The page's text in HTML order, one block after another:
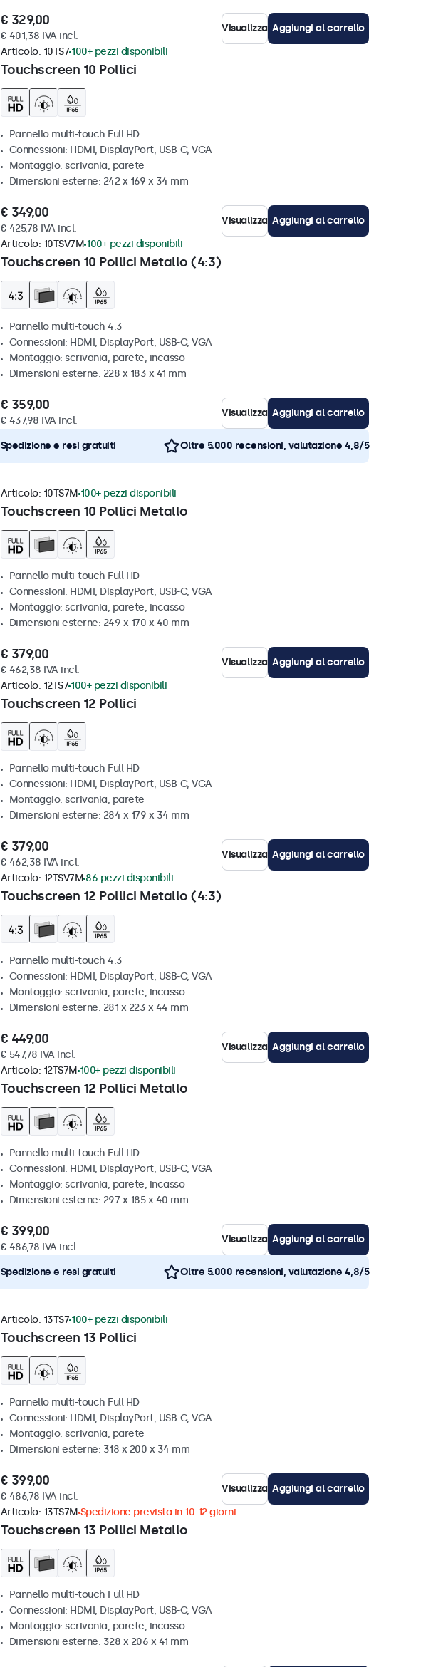
€ 329,00
€ 401,38 IVA incl.
Visualizza Aggiungi al carrello
Touchscreen 10 Pollici
Articolo: 10TS7 100+ pezzi disponibili
Pannello multi-touch Full HD
Connessioni: HDMI, DisplayPort, USB-C, VGA
Montaggio: scrivania, parete
Dimensioni esterne: 242 x 169 x 34 mm
€ 349,00
€ 425,78 IVA incl.
Visualizza Aggiungi al carrello
Touchscreen 10 Pollici Metallo (4:3)
Articolo: 10TSV7M 100+ pezzi disponibili
Pannello multi-touch 4:3
Connessioni: HDMI, DisplayPort, USB-C, VGA
Montaggio: scrivania, parete, incasso
Dimensioni esterne: 228 x 183 x 41 mm
€ 359,00
€ 437,98 IVA incl.
Visualizza Aggiungi al carrello
Spedizione e resi gratuiti Oltre 5.000 recensioni, valutazione 4,8/5
Touchscreen 10 Pollici Metallo
Articolo: 10TS7M 100+ pezzi disponibili
Pannello multi-touch Full HD
Connessioni: HDMI, DisplayPort, USB-C, VGA
Montaggio: scrivania, parete, incasso
Dimensioni esterne: 249 x 170 x 40 mm
€ 379,00
€ 462,38 IVA incl.
Visualizza Aggiungi al carrello
Touchscreen 12 Pollici
Articolo: 12TS7 100+ pezzi disponibili
Pannello multi-touch Full HD
Connessioni: HDMI, DisplayPort, USB-C, VGA
Montaggio: scrivania, parete
Dimensioni esterne: 284 x 179 x 34 mm
€ 379,00
€ 462,38 IVA incl.
Visualizza Aggiungi al carrello
Touchscreen 12 Pollici Metallo (4:3)
Articolo: 12TSV7M 86 pezzi disponibili
Pannello multi-touch 4:3
Connessioni: HDMI, DisplayPort, USB-C, VGA
Montaggio: scrivania, parete, incasso
Dimensioni esterne: 281 x 223 x 44 mm
€ 449,00
€ 547,78 IVA incl.
Visualizza Aggiungi al carrello
Touchscreen 12 Pollici Metallo
Articolo: 12TS7M 100+ pezzi disponibili
Pannello multi-touch Full HD
Connessioni: HDMI, DisplayPort, USB-C, VGA
Montaggio: scrivania, parete, incasso
Dimensioni esterne: 297 x 185 x 40 mm
€ 399,00
€ 486,78 IVA incl.
Visualizza Aggiungi al carrello
Spedizione e resi gratuiti Oltre 5.000 recensioni, valutazione 4,8/5
Touchscreen 13 Pollici
Articolo: 13TS7 100+ pezzi disponibili
Pannello multi-touch Full HD
Connessioni: HDMI, DisplayPort, USB-C, VGA
Montaggio: scrivania, parete
Dimensioni esterne: 318 x 200 x 34 mm
€ 399,00
€ 486,78 IVA incl.
Visualizza Aggiungi al carrello
Touchscreen 13 Pollici Metallo
Articolo: 13TS7M Spedizione prevista in 10-12 giorni
Pannello multi-touch Full HD
Connessioni: HDMI, DisplayPort, USB-C, VGA
Montaggio: scrivania, parete, incasso
Dimensioni esterne: 328 x 206 x 41 mm